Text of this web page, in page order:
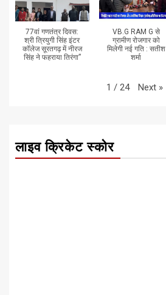
77वां गणतंत्र दिवस:
श्री त्रियुगी सिंह इंटर
कॉलेज सूरतगढ़ में नीरज
सिंह ने फहराया तिरंगा”
VB.G RAM G से
ग्रामीण रोजगार को
मिलेगी नई गति : सतीश
शर्मा
1 / 24 Next »
लाइव क्रिकेट स्कोर